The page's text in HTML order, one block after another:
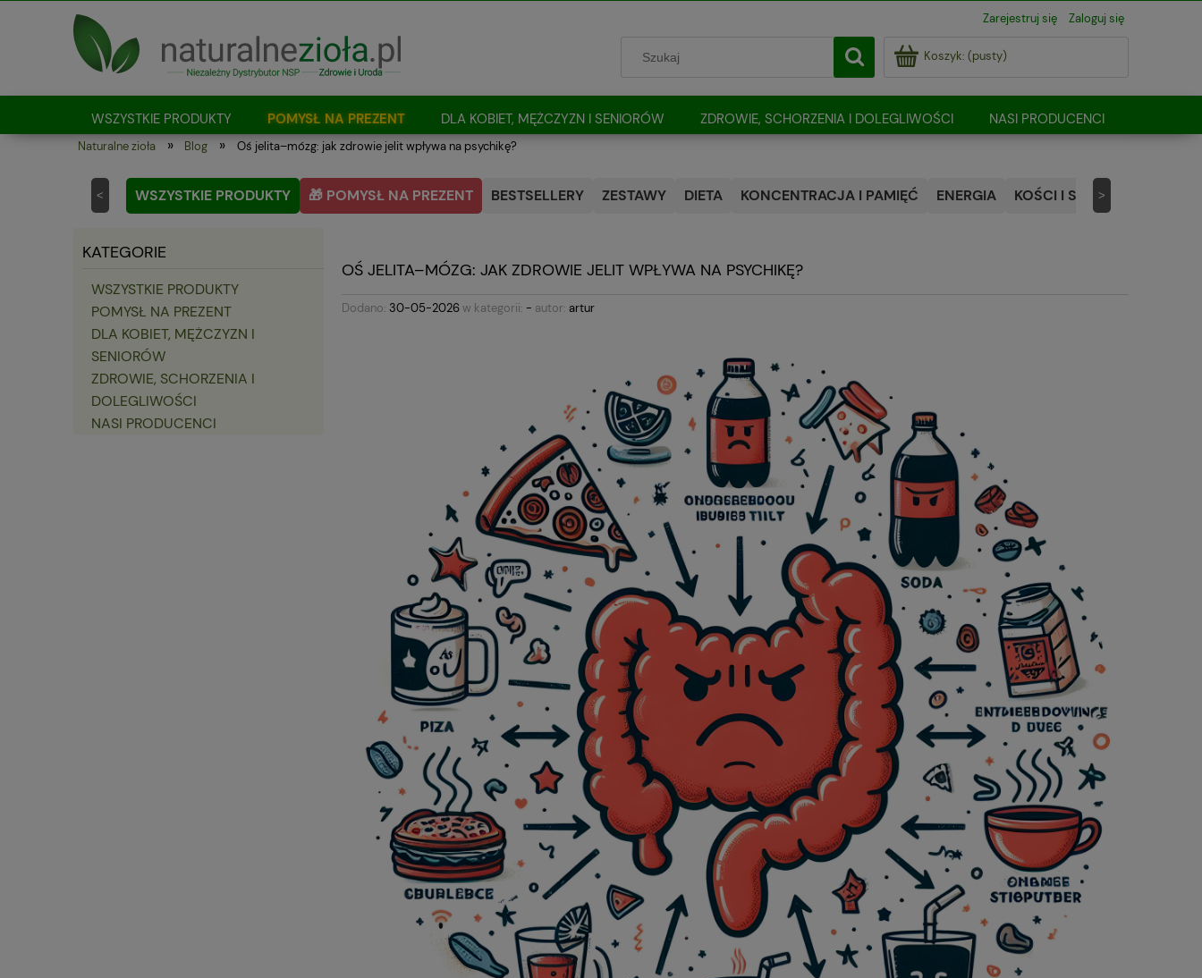
Zarejestruj się Zaloguj się
Koszyk: (pusty)
WSZYSTKIE PRODUKTY POMYSŁ NA PREZENT DLA KOBIET, MĘŻCZYZN I SENIORÓW ZDROWIE, SCHORZENIA I DOLEGLIWOŚCI
NASI PRODUCENCI
Jak kupować?
Naturalne zioła » Blog » Oś jelita–mózg: jak zdrowie jelit wpływa na psychikę?
WSZYSTKIE PRODUKTY 🎁 POMYSŁ NA PREZENT BESTSELLERY ZESTAWY DIETA KONCENTRACJA I PAMIĘĆ ENERGIA KOŚCI I STAWY
< >
KATEGORIE
WSZYSTKIE PRODUKTY
POMYSŁ NA PREZENT
DLA KOBIET, MĘŻCZYZN I
SENIORÓW
ZDROWIE, SCHORZENIA I
DOLEGLIWOŚCI
NASI PRODUCENCI
OŚ JELITA–MÓZG: JAK ZDROWIE JELIT WPŁYWA NA PSYCHIKĘ?
Dodano: 30-05-2026w kategorii: - autor: artur